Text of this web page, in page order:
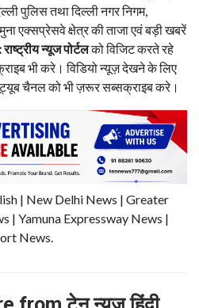
पुलिस तथा दिल्ली नगर निगम,
एक्सप्रेसवे क्षेत्र की ताजा एवं बड़ी खबरें
: राष्ट्रीय न्यूज पोर्टलको विजिट करते रहे
भी करे। विडियो न्यूज़ देखने के लिए
चैनल को भी ज़रूर सब्सक्राइब करे।
| New Delhi News | Greater
| Yamuna Expressway News |
News.